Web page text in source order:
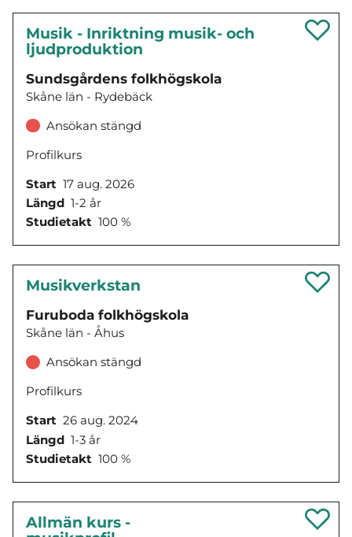
Musik - Inriktning musik- och
ljudproduktion
Sundsgårdens folkhögskola
Skåne län - Rydebäck
Ansökan stängd
Profilkurs
Start 17 aug. 2026
Längd 1-2 år
Studietakt 100 %
Musikverkstan
Furuboda folkhögskola
Skåne län - Åhus
Ansökan stängd
Profilkurs
Start 26 aug. 2024
Längd 1-3 år
Studietakt 100 %
Allmän kurs -